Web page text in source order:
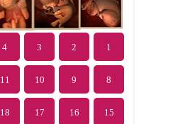
1
2
3
4
8
9
10
11
15
16
17
18